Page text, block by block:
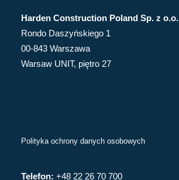
Harden Construction Poland Sp. z o.o.
Rondo Daszyńskiego 1
00-843 Warszawa
Warsaw UNIT, piętro 27
Polityka ochrony danych osobowych
Telefon: +48 22 26 70 700